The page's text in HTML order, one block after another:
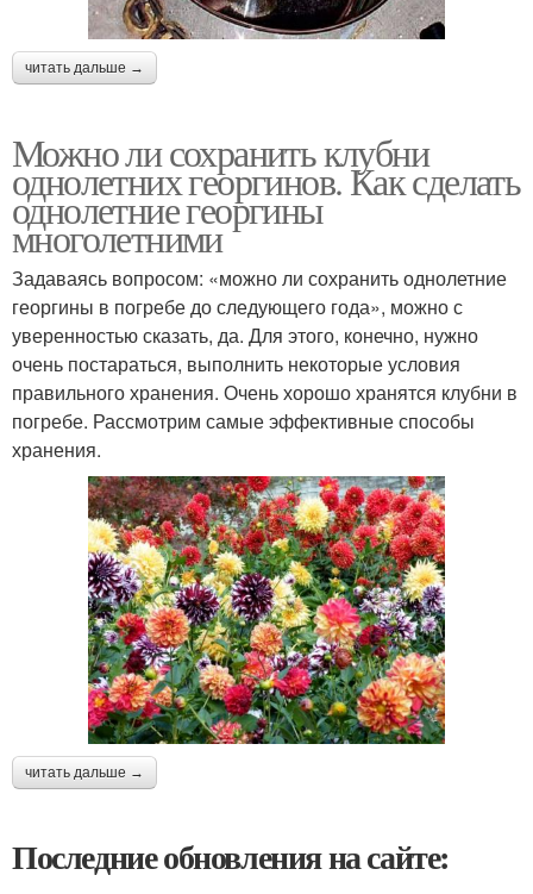
читать дальше →
Можно ли сохранить клубни
однолетних георгинов. Как сделать
однолетние георгины
многолетними
Задаваясь вопросом: «можно ли сохранить однолетние
георгины в погребе до следующего года», можно с
уверенностью сказать, да. Для этого, конечно, нужно
очень постараться, выполнить некоторые условия
правильного хранения. Очень хорошо хранятся клубни в
погребе. Рассмотрим самые эффективные способы
хранения.
читать дальше →
Последние обновления на сайте: